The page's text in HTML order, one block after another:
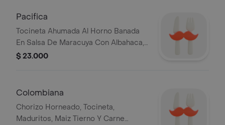
Pacifica
Tocineta Ahumada Al Horno Banada
En Salsa De Maracuya Con Albahaca,
Tomate Cherry Y Queso Parmesano
$ 23.000
Colombiana
Chorizo Horneado, Tocineta,
Maduritos, Maiz Tierno Y Carne